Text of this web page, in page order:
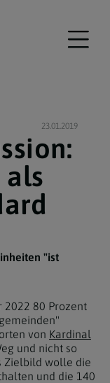
23.01.2019
"ist
2022 80 Prozent
von Kardinal
und nicht so
Zielbild wolle die
und die 140